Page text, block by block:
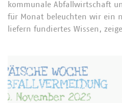
kommunale Abfallwirtschaft
für Monat beleuchten wir ein
liefern fundiertes Wissen,